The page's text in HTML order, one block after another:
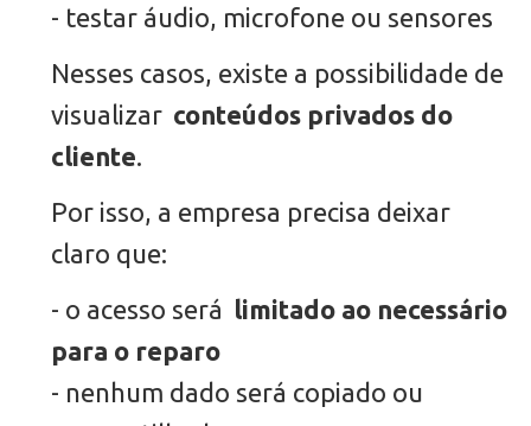
- testar áudio, microfone ou sensores
Nesses casos, existe a possibilidade de
visualizar conteúdos privados do
cliente.
Por isso, a empresa precisa deixar
claro que:
- o acesso será limitado ao necessário
para o reparo
- nenhum dado será copiado ou